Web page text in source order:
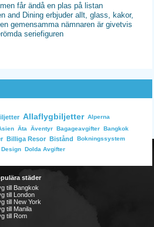
får ändå en plas på listan
and Dining erbjuder allt, glass, kakor,
gemensamma nämnaren är givetvis
seriefiguren
Allaflygbiljetter Alperna
Äta Äventyr Bagageavgifter Bangkok
Billiga Resor Bistånd
Bokningssystem
Design Dolda Avgifter
städer
till Bangkok
till London
till New York
till Manila
till Rom